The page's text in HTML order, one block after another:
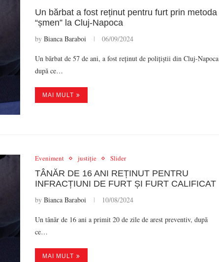
Un bărbat a fost reținut pentru furt prin metoda
“șmen” la Cluj-Napoca
by Bianca Baraboi 06/09/2024
Un bărbat de 57 de ani, a fost reținut de polițiștii din Cluj-Napoca
după ce…
MAI MULT
Eveniment justiție Slider
TÂNĂR DE 16 ANI REȚINUT PENTRU
INFRACȚIUNI DE FURT ȘI FURT CALIFICAT
by Bianca Baraboi 10/08/2024
Un tânăr de 16 ani a primit 20 de zile de arest preventiv, după
ce…
MAI MULT